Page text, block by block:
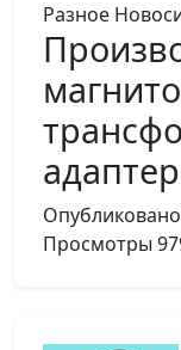
Разное
Опубликовано
Просмотры